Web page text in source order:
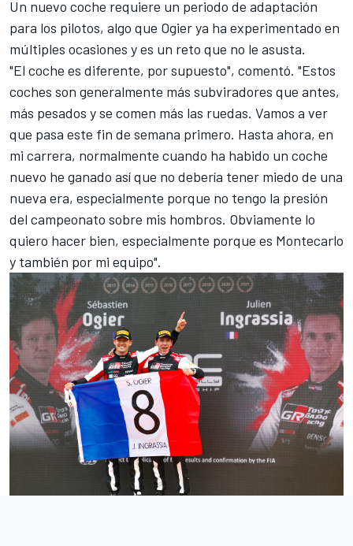
Un nuevo coche requiere un periodo de adaptación
para los pilotos, algo que Ogier ya ha experimentado en
múltiples ocasiones y es un reto que no le asusta.
"El coche es diferente, por supuesto", comentó. "Estos
coches son generalmente más subviradores que antes,
más pesados y se comen más las ruedas. Vamos a ver
que pasa este fin de semana primero. Hasta ahora, en
mi carrera, normalmente cuando ha habido un coche
nuevo he ganado así que no debería tener miedo de una
nueva era, especialmente porque no tengo la presión
del campeonato sobre mis hombros. Obviamente lo
quiero hacer bien, especialmente porque es Montecarlo
y también por mi equipo".